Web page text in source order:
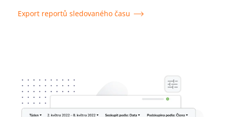
Export reportů sledovaného času